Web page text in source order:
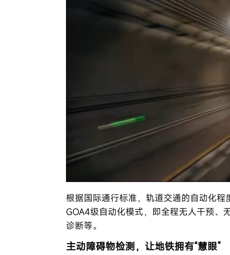
根据国际通行标准，轨道交通的自动化
GOA4级自动化模式，即全程无人干预、
诊断等。
主动障碍物检测，让地铁拥有“慧眼”